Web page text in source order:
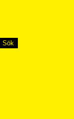
Sök